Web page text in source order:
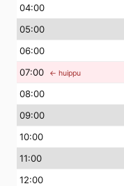
04:00
05:00
06:00
07:00 ← huippu
08:00
09:00
10:00
11:00
12:00